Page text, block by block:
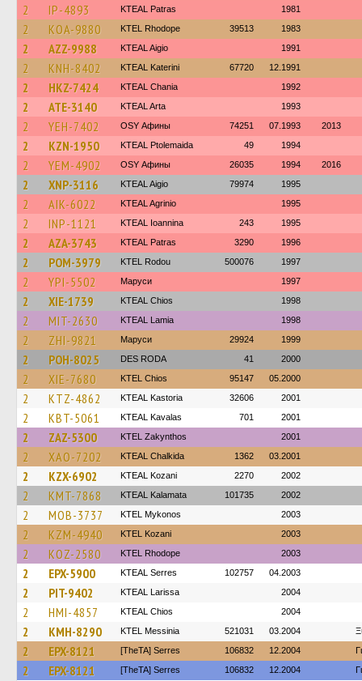
2 IP-4893 KTEAL Patras 1981
2 KOA-9880 KTEL Rhodope 39513 1983
2 AZZ-9988 KTEAL Aigio 1991
2 KNH-8402 KTEAL Katerini 67720 12.1991
2 HKZ-7424 KTEAL Chania 1992
2 ATE-3140 KTEAL Arta 1993
2 YEH-7402 OSY Афины 74251 07.1993 2013
2 KZN-1950 KTEAL Ptolemaida 49 1994
2 YEM-4902 OSY Афины 26035 1994 2016
2 XNP-3116 KTEAL Aigio 79974 1995
2 AIK-6022 KTEAL Agrinio 1995
2 INP-1121 KTEAL Ioannina 243 1995
2 AZA-3743 KTEAL Patras 3290 1996
2 POM-3979 ΚΤΕL Rodou 500076 1997
2 YPI-5502 Маруси 1997
2 XIE-1739 KTEAL Chios 1998
2 MIT-2630 KTEAL Lamia 1998
2 ZHI-9821 Маруси 29924 1999
2 POH-8025 DES RODA 41 2000
2 XIE-7680 KTEL Chios 95147 05.2000
2 KTZ-4862 KTEAL Kastoria 32606 2001
2 KBT-5061 KTEAL Kavalas 701 2001
2 ZAZ-5300 KTEL Zakynthos 2001
2 XAO-7202 KTEAL Chalkida 1362 03.2001
2 KZX-6902 KTEAL Kozani 2270 2002
2 KMT-7868 KTEAL Kalamata 101735 2002
2 MOB-3737 KTEL Mykonos 2003
2 KZM-4940 ΚΤΕL Kozani 2003
2 KOZ-2580 KTEL Rhodope 2003
2 EPX-5900 KTEAL Serres 102757 04.2003
2 PIT-9402 KTEAL Larissa 2004
2 HMI-4857 KTEAL Chios 2004
2 KMH-8290 KTEL Messinia 521031 03.2004
2 EPX-8121 [TheTA] Serres 106832 12.2004
2 EPX-8121 [TheTA] Serres 106832 12.2004